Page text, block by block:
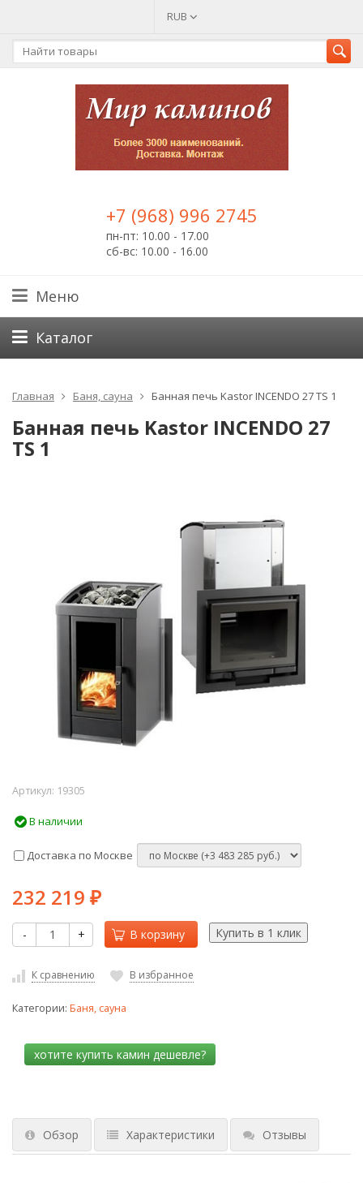
RUB
+7 (968) 996 2745
пн-пт: 10.00 - 17.00
сб-вс: 10.00 - 16.00
Меню
Каталог
Главная Баня, сауна Банная печь Kastor INCENDO 27 TS 1
Банная печь Kastor INCENDO 27
TS 1
Артикул: 19305
В наличии
Доставка по Москве
232 219 ₽
- + В корзину
К сравнению В избранное
Категории: Баня, сауна
Обзор Характеристики Отзывы